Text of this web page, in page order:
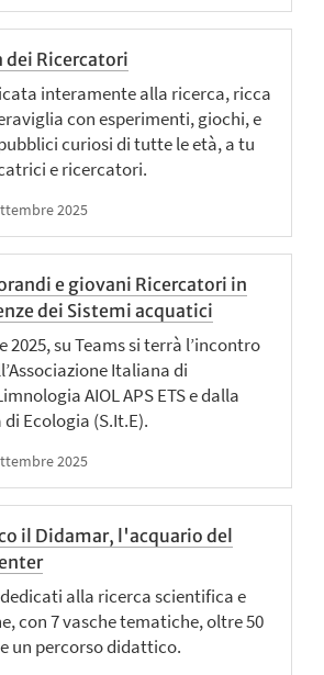
dei Ricercatori
interamente alla ricerca, ricca
con esperimenti, giochi, e
curiosi di tutte le età, a tu
e ricercatori.
2025
e giovani Ricercatori in
dei Sistemi acquatici
2025, su Teams si terrà l’incontro
Italiana di
AIOL APS ETS e dalla
Ecologia (S.It.E).
2025
il Didamar, l'acquario del
alla ricerca scientifica e
con 7 vasche tematiche, oltre 50
un percorso didattico.